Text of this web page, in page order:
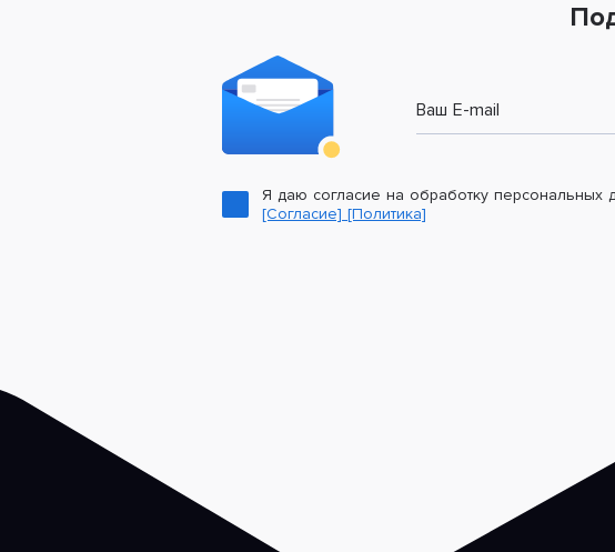
Ваш E-mail
Я даю согласие на обработку персональных
[Согласие] [Политика]